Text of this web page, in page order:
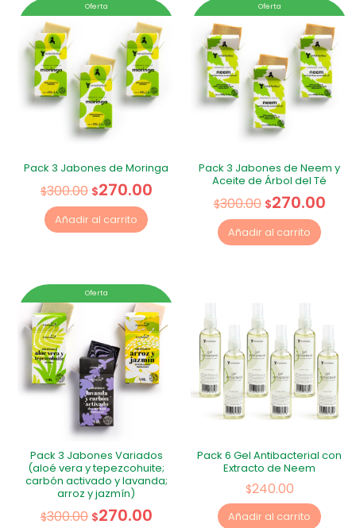
Oferta
Pack 3 Jabones de Moringa
$300.00 $270.00
Añadir al carrito
Oferta
Pack 3 Jabones de Neem y
Aceite de Árbol del Té
$300.00 $270.00
Añadir al carrito
Oferta
Pack 3 Jabones Variados
(aloé vera y tepezcohuite;
carbón activado y lavanda;
arroz y jazmín)
$300.00 $270.00
Pack 6 Gel Antibacterial con
Extracto de Neem
$240.00
Añadir al carrito